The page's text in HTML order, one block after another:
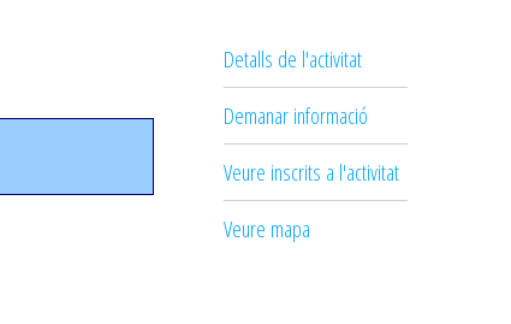
Detalls de l'activitat
Demanar informació
Veure inscrits a l'activitat
Veure mapa